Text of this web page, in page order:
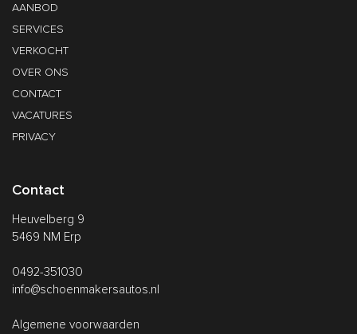
AANBOD
SERVICES
VERKOCHT
OVER ONS
CONTACT
VACATURES
PRIVACY
Contact
Heuvelberg 9
5469 NM Erp
0492-351030
info@schoenmakersautos.nl
Algemene voorwaarden